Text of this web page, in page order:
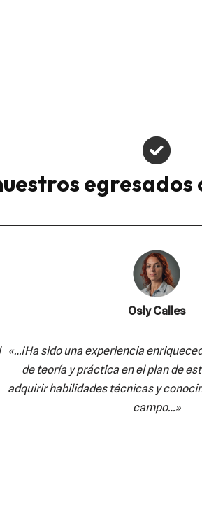
Osly Calles
«…¡Ha sido una experiencia
de teoría y práctica en el plan de
adquirir habilidades técnicas y
campo…»